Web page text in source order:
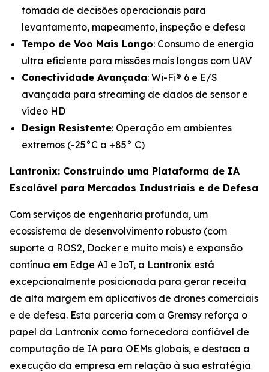
tomada de decisões operacionais para
levantamento, mapeamento, inspeção e defesa
Tempo de Voo Mais Longo: Consumo de energia
ultra eficiente para missões mais longas com UAV
Conectividade Avançada: Wi-Fi® 6 e E/S
avançada para streaming de dados de sensor e
vídeo HD
Design Resistente: Operação em ambientes
extremos (-25°C a +85° C)
Lantronix: Construindo uma Plataforma de IA
Escalável para Mercados Industriais e de Defesa
Com serviços de engenharia profunda, um
ecossistema de desenvolvimento robusto (com
suporte a ROS2, Docker e muito mais) e expansão
contínua em Edge AI e IoT, a Lantronix está
excepcionalmente posicionada para gerar receita
de alta margem em aplicativos de drones comerciais
e de defesa. Esta parceria com a Gremsy reforça o
papel da Lantronix como fornecedora confiável de
computação de IA para OEMs globais, e destaca a
execução da empresa em relação à sua estratégia